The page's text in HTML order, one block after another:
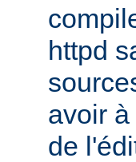
httpd
avoir
de